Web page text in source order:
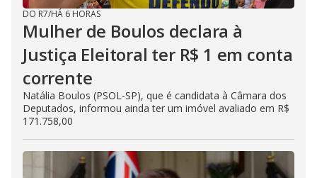
DO R7/HÁ 6 HORAS
Mulher de Boulos declara à
Justiça Eleitoral ter R$ 1 em conta
corrente
Natália Boulos (PSOL-SP), que é candidata à Câmara dos
Deputados, informou ainda ter um imóvel avaliado em R$
171.758,00